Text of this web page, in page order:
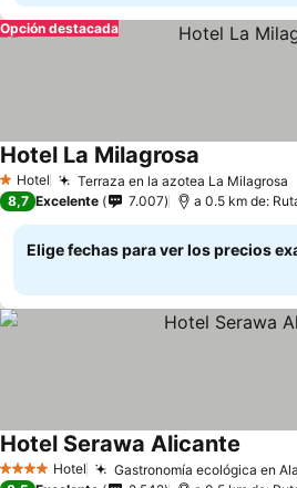
Opción destacada
1 Estrellas
Hotel Terraza en la azotea La Milagrosa
Hotel La Milagrosa
8,7 Excelente 7.007 a 0.5 km de:
Elige fechas para ver los precios
4 EstrellasHotel Gastronomía ecológica en
Hotel Serawa Alicante